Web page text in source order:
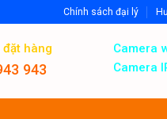
Chính sách đại lý
hàng
943
Camera
Camera